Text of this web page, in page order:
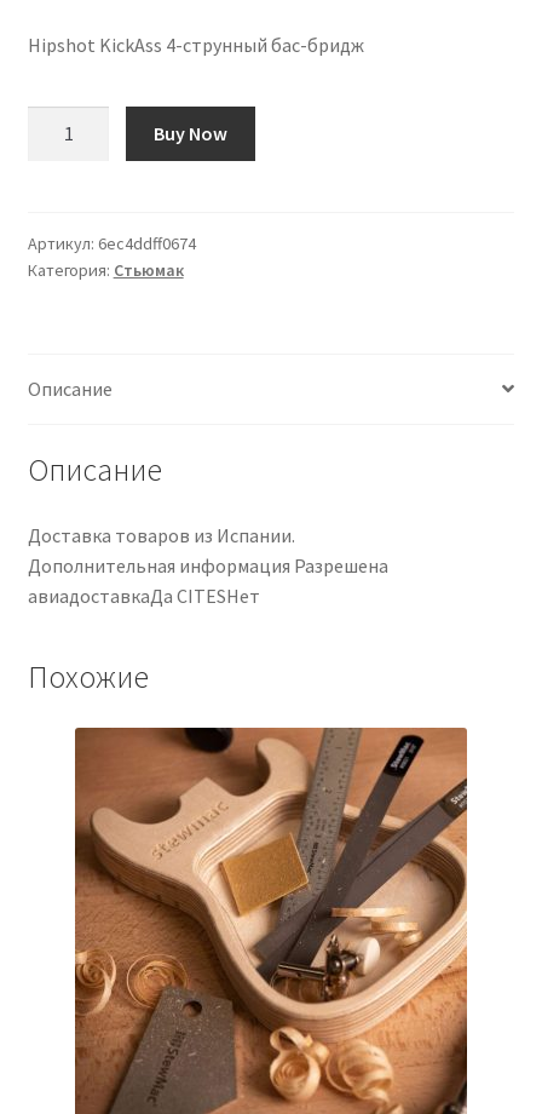
Hipshot KickAss 4-струнный бас-бридж
Bajo
Hipshot
cuerdas
Buy Now
Артикул: 6ec4ddff0674
Категория: Стьюмак
Описание
Описание
Доставка товаров из Испании.
Дополнительная информация Разрешена
авиадоставкаДа CITESНет
Похожие